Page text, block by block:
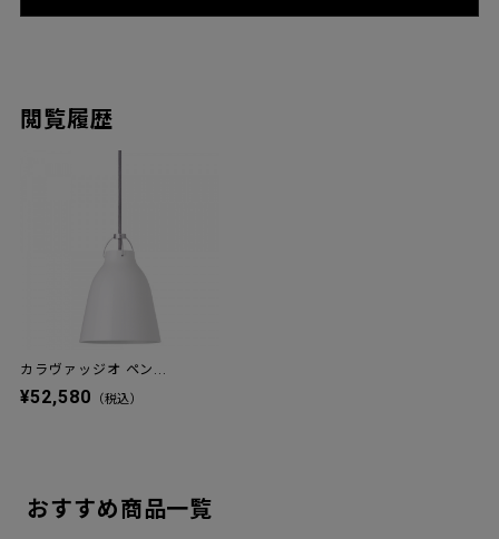
閲覧履歴
カラヴァッジオ ペン...
¥52,580 （税込）
おすすめ商品一覧